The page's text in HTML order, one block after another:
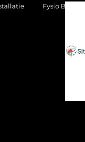
Bleiswijk: gericht